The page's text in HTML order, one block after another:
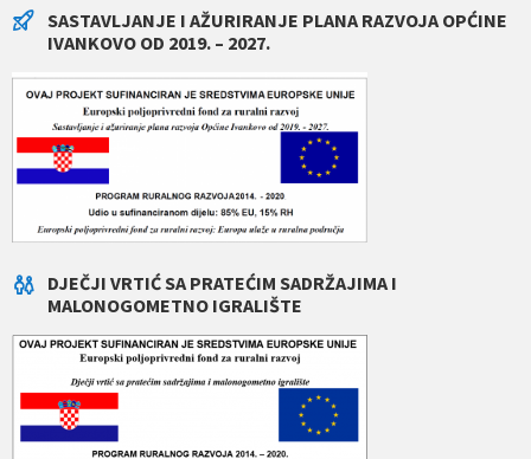
SASTAVLJANJE I AŽURIRANJE PLANA RAZVOJA OPĆINE
IVANKOVO OD 2019. – 2027.
DJEČJI VRTIĆ SA PRATEĆIM SADRŽAJIMA I
MALONOGOMETNO IGRALIŠTE